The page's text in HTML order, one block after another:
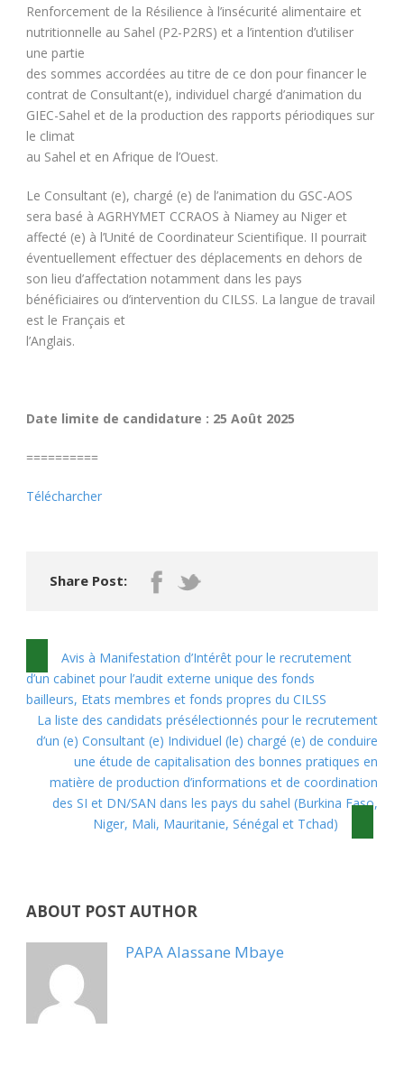
Renforcement de la Résilience à l’insécurité alimentaire et
nutritionnelle au Sahel (P2-P2RS) et a l’intention d’utiliser
une partie
des sommes accordées au titre de ce don pour financer le
contrat de Consultant(e), individuel chargé d’animation du
GIEC-Sahel et de la production des rapports périodiques sur
le climat
au Sahel et en Afrique de l’Ouest.
Le Consultant (e), chargé (e) de l’animation du GSC-AOS
sera basé à AGRHYMET CCRAOS à Niamey au Niger et
affecté (e) à l’Unité de Coordinateur Scientifique. II pourrait
éventuellement effectuer des déplacements en dehors de
son lieu d’affectation notamment dans les pays
bénéficiaires ou d’intervention du CILSS. La langue de travail
est le Français et
l’Anglais.
Date limite de candidature : 25 Août 2025
==========
Télécharcher
Share Post:
Avis à Manifestation d’Intérêt pour le recrutement
d’un cabinet pour l’audit externe unique des fonds
bailleurs, Etats membres et fonds propres du CILSS
La liste des candidats présélectionnés pour le recrutement
d’un (e) Consultant (e) Individuel (le) chargé (e) de conduire
une étude de capitalisation des bonnes pratiques en
matière de production d’informations et de coordination
des SI et DN/SAN dans les pays du sahel (Burkina Faso,
Niger, Mali, Mauritanie, Sénégal et Tchad)
ABOUT POST AUTHOR
PAPA Alassane Mbaye